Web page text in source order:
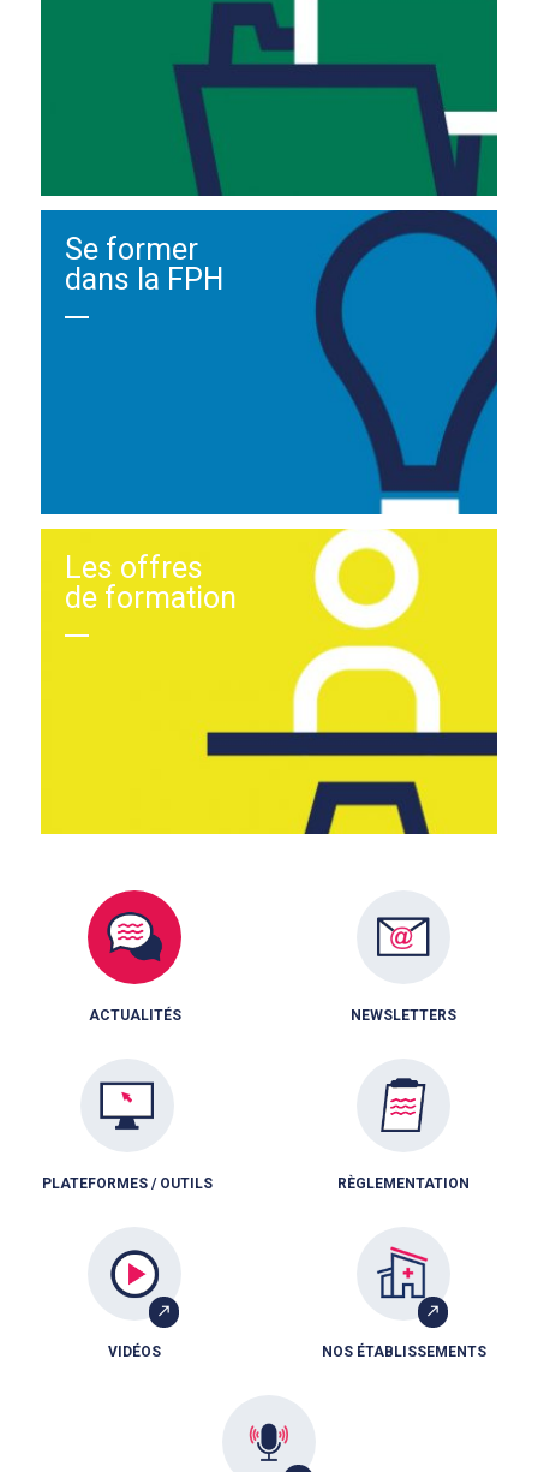
Se former
dans la FPH
Les offres
de formation
ACTUALITÉS NEWSLETTERS
PLATEFORMES / OUTILS RÈGLEMENTATION
VIDÉOS NOS ÉTABLISSEMENTS